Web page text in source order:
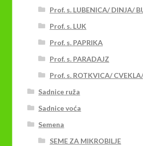
Prof. s. LUBENICA/ DINJA/
Prof. s. LUK
Prof. s. PAPRIKA
Prof. s. PARADAJZ
Prof. s. ROTKVICA/
Sadnice ruža
Sadnice voća
Semena
SEME ZA MIKROBILJE